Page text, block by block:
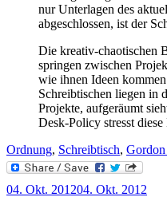
nur Unterlagen des
abgeschlossen, ist der
Die kreativ-chaotischen
springen zwischen
wie ihnen Ideen
Schreibtischen liegen in
Projekte, aufgeräumt
Desk-Policy stresst
Ordnung, Schreibtisch,
Veröffentlicht
04. Okt. 201204. Okt. 2012